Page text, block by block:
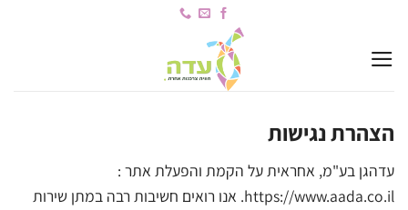
content
הצהרת נגישות
עדהגן בע"מ, אחראית על הקמת והפעלת אתר :
https://www.aada.co.il. אנו רואים חשיבות רבה במתן שירות